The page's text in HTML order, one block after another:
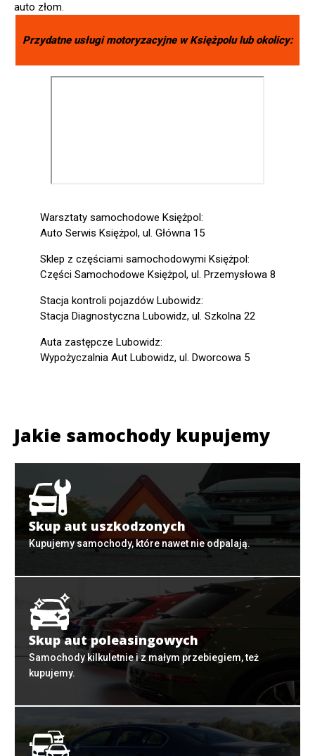
auto złom.
Przydatne usługi motoryzacyjne wKsiężpolulub okolicy:
Warsztaty samochodowe Księżpol:
Auto Serwis Księżpol, ul. Główna 15
Sklep z częściami samochodowymi Księżpol:
Części Samochodowe Księżpol, ul. Przemysłowa 8
Stacja kontroli pojazdów Lubowidz:
Stacja Diagnostyczna Lubowidz, ul. Szkolna 22
Auta zastępcze Lubowidz:
Wypożyczalnia Aut Lubowidz, ul. Dworcowa 5
Jakie samochody kupujemy
Skup aut uszkodzonych
Kupujemy samochody, które nawet nie odpalają.
Skup aut poleasingowych
Samochody kilkuletnie i z małym przebiegiem, też
kupujemy.